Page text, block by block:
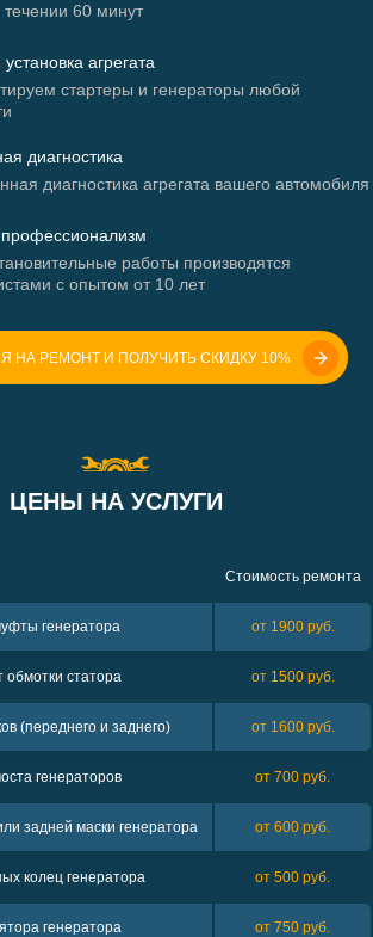
течении 60 минут
агрегата
стартеры и генераторы любой
диагностика
диагностика агрегата вашего автомобиля
работы производятся
с опытом от 10 лет
НА РЕМОНТ И ПОЛУЧИТЬ СКИДКУ 10%
ЦЕНЫ НА УСЛУГИ
Стоимость ремонта
генератора от 1900 руб.
статора от 1500 руб.
(переднего и заднего) от 1600 руб.
генераторов от 700 руб.
задней маски генератора от 600 руб.
колец генератора от 500 руб.
генератора от 750 руб.